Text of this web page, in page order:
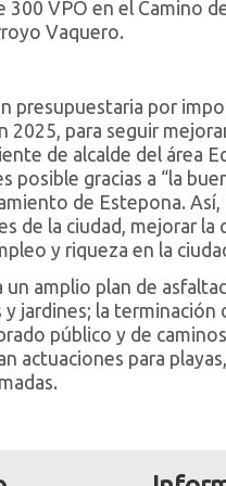
VPO en el Camino
Vaquero.
presupuestaria por
para seguir
de alcalde del área
posible gracias a “la
de Estepona. Así,
de la ciudad, mejorar la
y riqueza en la
amplio plan de
jardines; la terminación
público y de
actuaciones para